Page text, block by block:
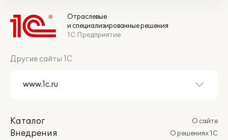
Отраслевые
и специализированные решения
1С:Предприятие
Другие сайты 1С
Каталог
Внедрения
О сайте
О решениях 1С